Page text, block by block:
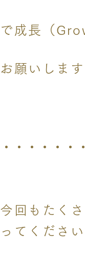
で成長（
お願いしま
・・・・・・
今回もたく
ってくださ